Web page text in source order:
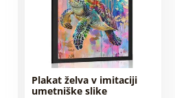
Plakat želva v imitaciji
umetniške slike